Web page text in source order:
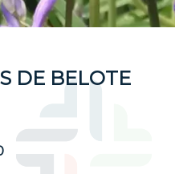
DE BELOTE